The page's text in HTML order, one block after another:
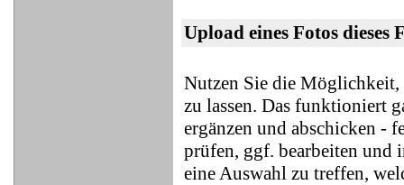
Upload eines Fotos dieses
Nutzen Sie die
zu lassen. Das funktioniert
ergänzen und abschicken -
prüfen, ggf. bearbeiten und
eine Auswahl zu treffen,